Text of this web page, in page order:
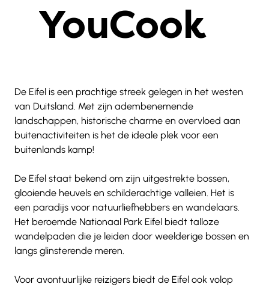
YouCook
De Eifel is een prachtige streek gelegen in het westen
van Duitsland. Met zijn adembenemende
landschappen, historische charme en overvloed aan
buitenactiviteiten is het de ideale plek voor een
buitenlands kamp!
De Eifel staat bekend om zijn uitgestrekte bossen,
glooiende heuvels en schilderachtige valleien. Het is
een paradijs voor natuurliefhebbers en wandelaars.
Het beroemde Nationaal Park Eifel biedt talloze
wandelpaden die je leiden door weelderige bossen en
langs glinsterende meren.
Voor avontuurlijke reizigers biedt de Eifel ook volop